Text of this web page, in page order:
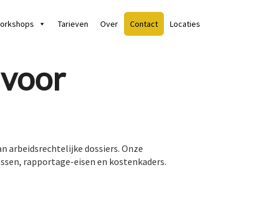
Tarieven Over Contact Locaties
arbeidsrechtelijke dossiers. Onze
rapportage-eisen en kostenkaders.